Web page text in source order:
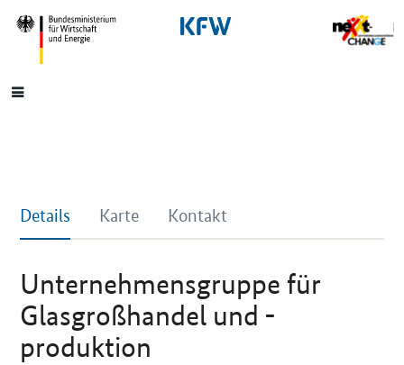
SrOnlyNavigation
Hauptmenü
Details Karte Kontakt
Unternehmensgruppe für
Glasgroßhandel und -
produktion